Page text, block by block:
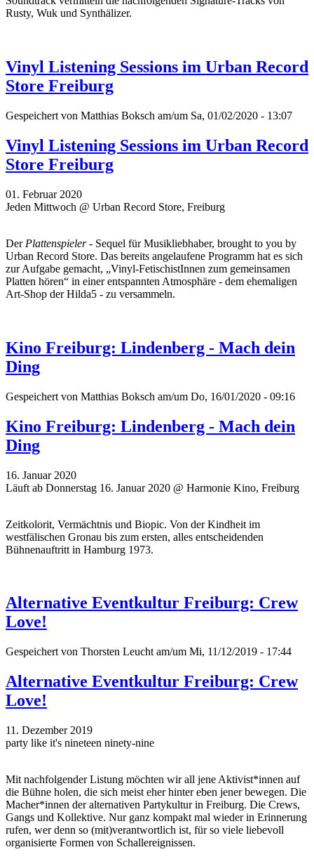
Rusty, Wuk und Synthälizer.
Vinyl Listening Sessions im Urban Record
Store Freiburg
Gespeichert von Matthias Boksch am/um Sa, 01/02/2020 - 13:07
Vinyl Listening Sessions im Urban Record
Store Freiburg
01. Februar 2020
Jeden Mittwoch @ Urban Record Store, Freiburg
Der Plattenspieler- Sequel für Musikliebhaber, brought to you by
Urban Record Store. Das bereits angelaufene Programm hat es sich
zur Aufgabe gemacht, „Vinyl-FetischistInnen zum gemeinsamen
Platten hören“ in einer entspannten Atmosphäre - dem ehemaligen
Art-Shop der Hilda5 - zu versammeln.
Kino Freiburg: Lindenberg - Mach dein
Ding
Gespeichert von Matthias Boksch am/um Do, 16/01/2020 - 09:16
Kino Freiburg: Lindenberg - Mach dein
Ding
16. Januar 2020
Läuft ab Donnerstag 16. Januar 2020 @ Harmonie Kino, Freiburg
Zeitkolorit, Vermächtnis und Biopic. Von der Kindheit im
westfälischen Gronau bis zum ersten, alles entscheidenden
Bühnenauftritt in Hamburg 1973.
Alternative Eventkultur Freiburg: Crew
Love!
Gespeichert von Thorsten Leucht am/um Mi, 11/12/2019 - 17:44
Alternative Eventkultur Freiburg: Crew
Love!
11. Dezember 2019
party like it's nineteen ninety-nine
Mit nachfolgender Listung möchten wir all jene Aktivist*innen auf
die Bühne holen, die sich meist eher hinter eben jener bewegen. Die
Macher*innen der alternativen Partykultur in Freiburg. Die Crews,
Gangs und Kollektive. Nur ganz kompakt mal wieder in Erinnerung
rufen, wer denn so (mit)verantwortlich ist, für so viele liebevoll
organisierte Formen von Schallereignissen.